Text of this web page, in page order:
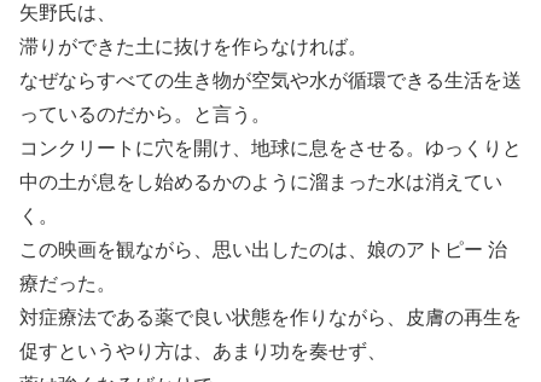
矢野氏は、
滞りができた土に抜けを作らなければ。
なぜならすべての生き物が空気や水が循環できる生活を送
っているのだから。と言う。
コンクリートに穴を開け、地球に息をさせる。ゆっくりと
中の土が息をし始めるかのように溜まった水は消えてい
く。
この映画を観ながら、思い出したのは、娘のアトピー 治
療だった。
対症療法である薬で良い状態を作りながら、皮膚の再生を
促すというやり方は、あまり功を奏せず、